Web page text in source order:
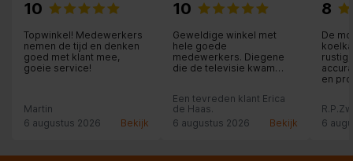
10
Topwinkel! Medewerkers
nemen de tijd en denken
goed met klant mee,
goeie service!
Martin
6 augustus 2026
Bekijk
10
Geweldige winkel met
hele goede
medewerkers. Diegene
die de televisie kwam
iedereen daar de spullen
te kopen.
Een tevreden klant Erica
de Haas.
6 augustus 2026
Bekijk
8
De
en
6